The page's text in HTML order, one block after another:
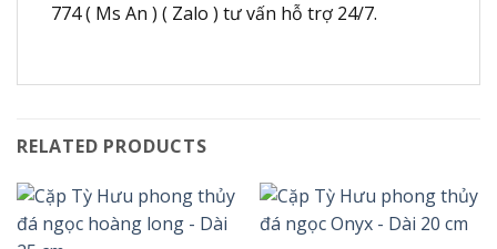
774 ( Ms An ) ( Zalo ) tư vấn hỗ trợ 24/7.
RELATED PRODUCTS